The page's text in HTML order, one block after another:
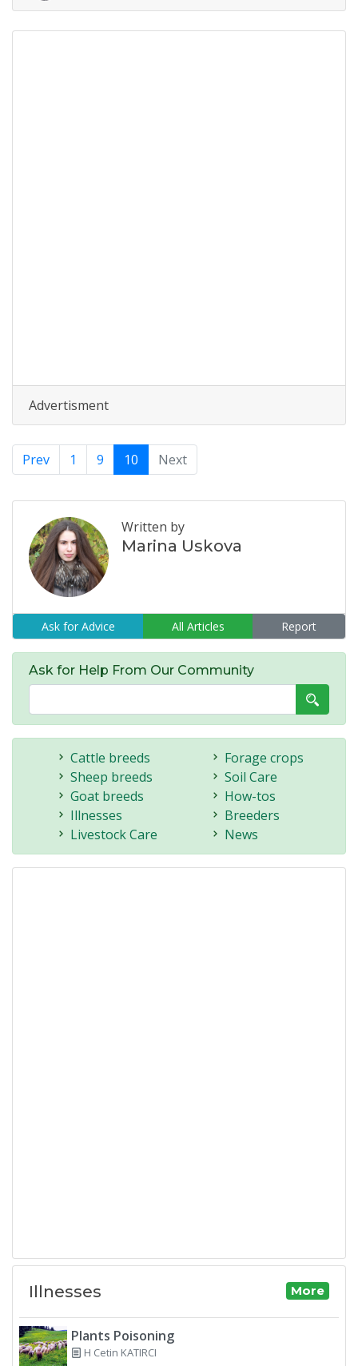
Advertisment
Prev 1 9 10 Next
Written by
Marina Uskova
Ask for Advice All Articles Report
Ask for Help From Our Community
Cattle breeds
Sheep breeds
Goat breeds
Illnesses
Livestock Care
Forage crops
Soil Care
How-tos
Breeders
News
Illnesses More
Plants Poisoning
H Cetin KATIRCI